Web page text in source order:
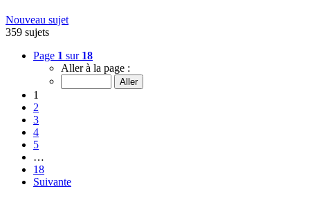
Nouveau sujet
359 sujets
Page 1 sur 18
Aller à la page :
1
2
3
4
5
…
18
Suivante